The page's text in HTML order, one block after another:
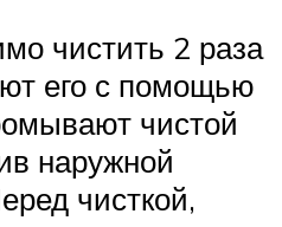
чистить 2 раза
его с помощью
чистой
наружной
чисткой,